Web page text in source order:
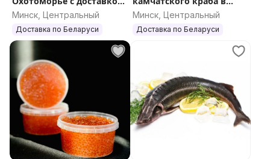
в Минске, 200 г
Минск, Центральный
Доставка по Беларуси
Минске с доставкой
Минск, Центральный
Доставка по Беларуси